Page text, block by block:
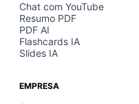
Chat com YouTube
Resumo PDF
PDF AI
Flashcards IA
Slides IA
EMPRESA